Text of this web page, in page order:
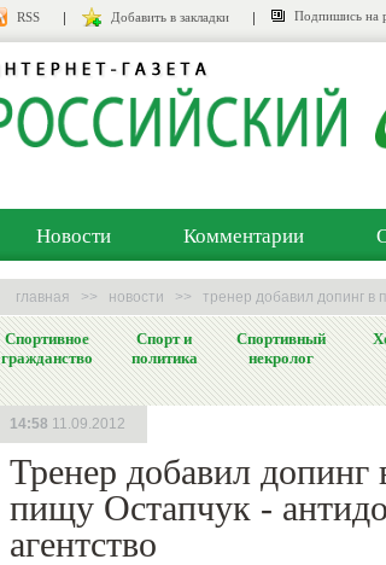
RSS Добавить в закладки Подпишись на
Новости Комментарии
главная >> новости >> тренер добавил допинг в
Спортивное
гражданство
Спорт и
политика
Спортивный
некролог
Тренер добавил допинг
пищу Остапчук -
агентство
14:58 11.09.2012